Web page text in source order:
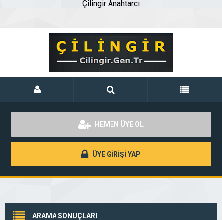
Çilingir Anahtarcı
HEMEN ÜYE OL
ÜYE GİRİŞİ YAP
ARAMA SONUÇLARI